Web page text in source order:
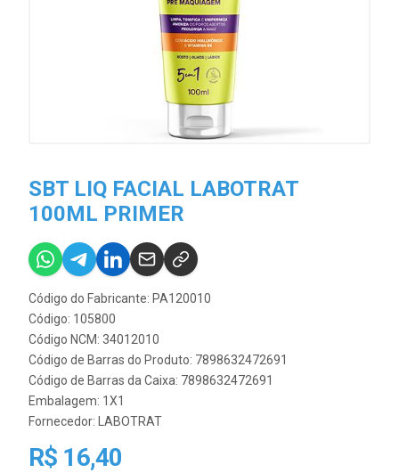
SBT LIQ FACIAL LABOTRAT
100ML PRIMER
Código do Fabricante: PA120010
Código: 105800
Código NCM: 34012010
Código de Barras do Produto: 7898632472691
Código de Barras da Caixa: 7898632472691
Embalagem: 1X1
Fornecedor: LABOTRAT
R$ 16,40